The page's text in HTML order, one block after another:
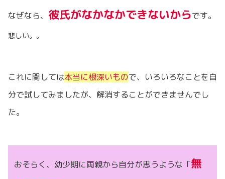
なぜなら、 彼氏がなかなかできないからです。
悲しい。。
これに関しては本当に根深いもので、いろいろなことを自
分で試してみましたが、解消することができませんでし
た。
おそらく、幼少期に両親から自分が思うような「無